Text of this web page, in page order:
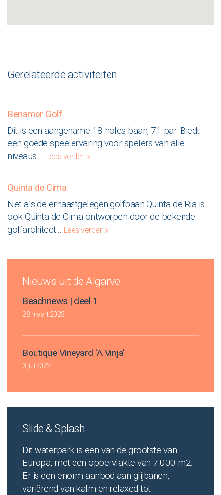
Gerelateerde activiteiten
Benamor Golf
Dit is een aangename 18 holes baan, 71 par. Biedt
een goede speelervaring voor spelers van alle
niveaus.... Lees verder
Quinta de Cima
Net als de ernaastgelegen golfbaan Quinta de Ria is
ook Quinta de Cima ontworpen door de bekende
golfarchitect... Lees verder
Nieuws uit de Algarve
Beachnews | deel 1
28 maart 2023
Boutique Vineyard 'A Vinja'
3 juli 2022
Slide & Splash
Dit waterpark is een van de grootste van
Europa, met een oppervlakte van 7.000 m2.
Er is een enorm aanbod aan glijbanen,
variërend van kalm en relaxed tot